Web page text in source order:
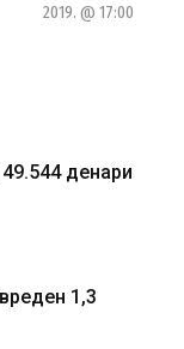
2019. @ 17:00
денари
1,3